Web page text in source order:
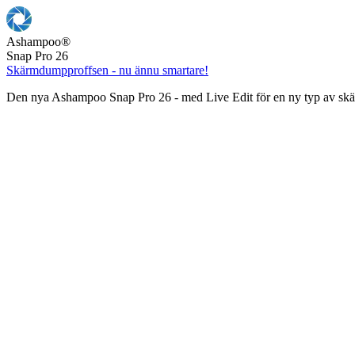
Ashampoo®
Snap Pro 26
Skärmdumpproffsen - nu ännu smartare!
Den nya Ashampoo Snap Pro 26 - med Live Edit för en ny typ av